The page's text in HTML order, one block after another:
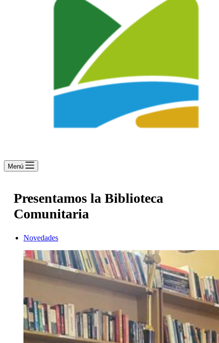
Menú
Presentamos la Biblioteca
Comunitaria
Novedades